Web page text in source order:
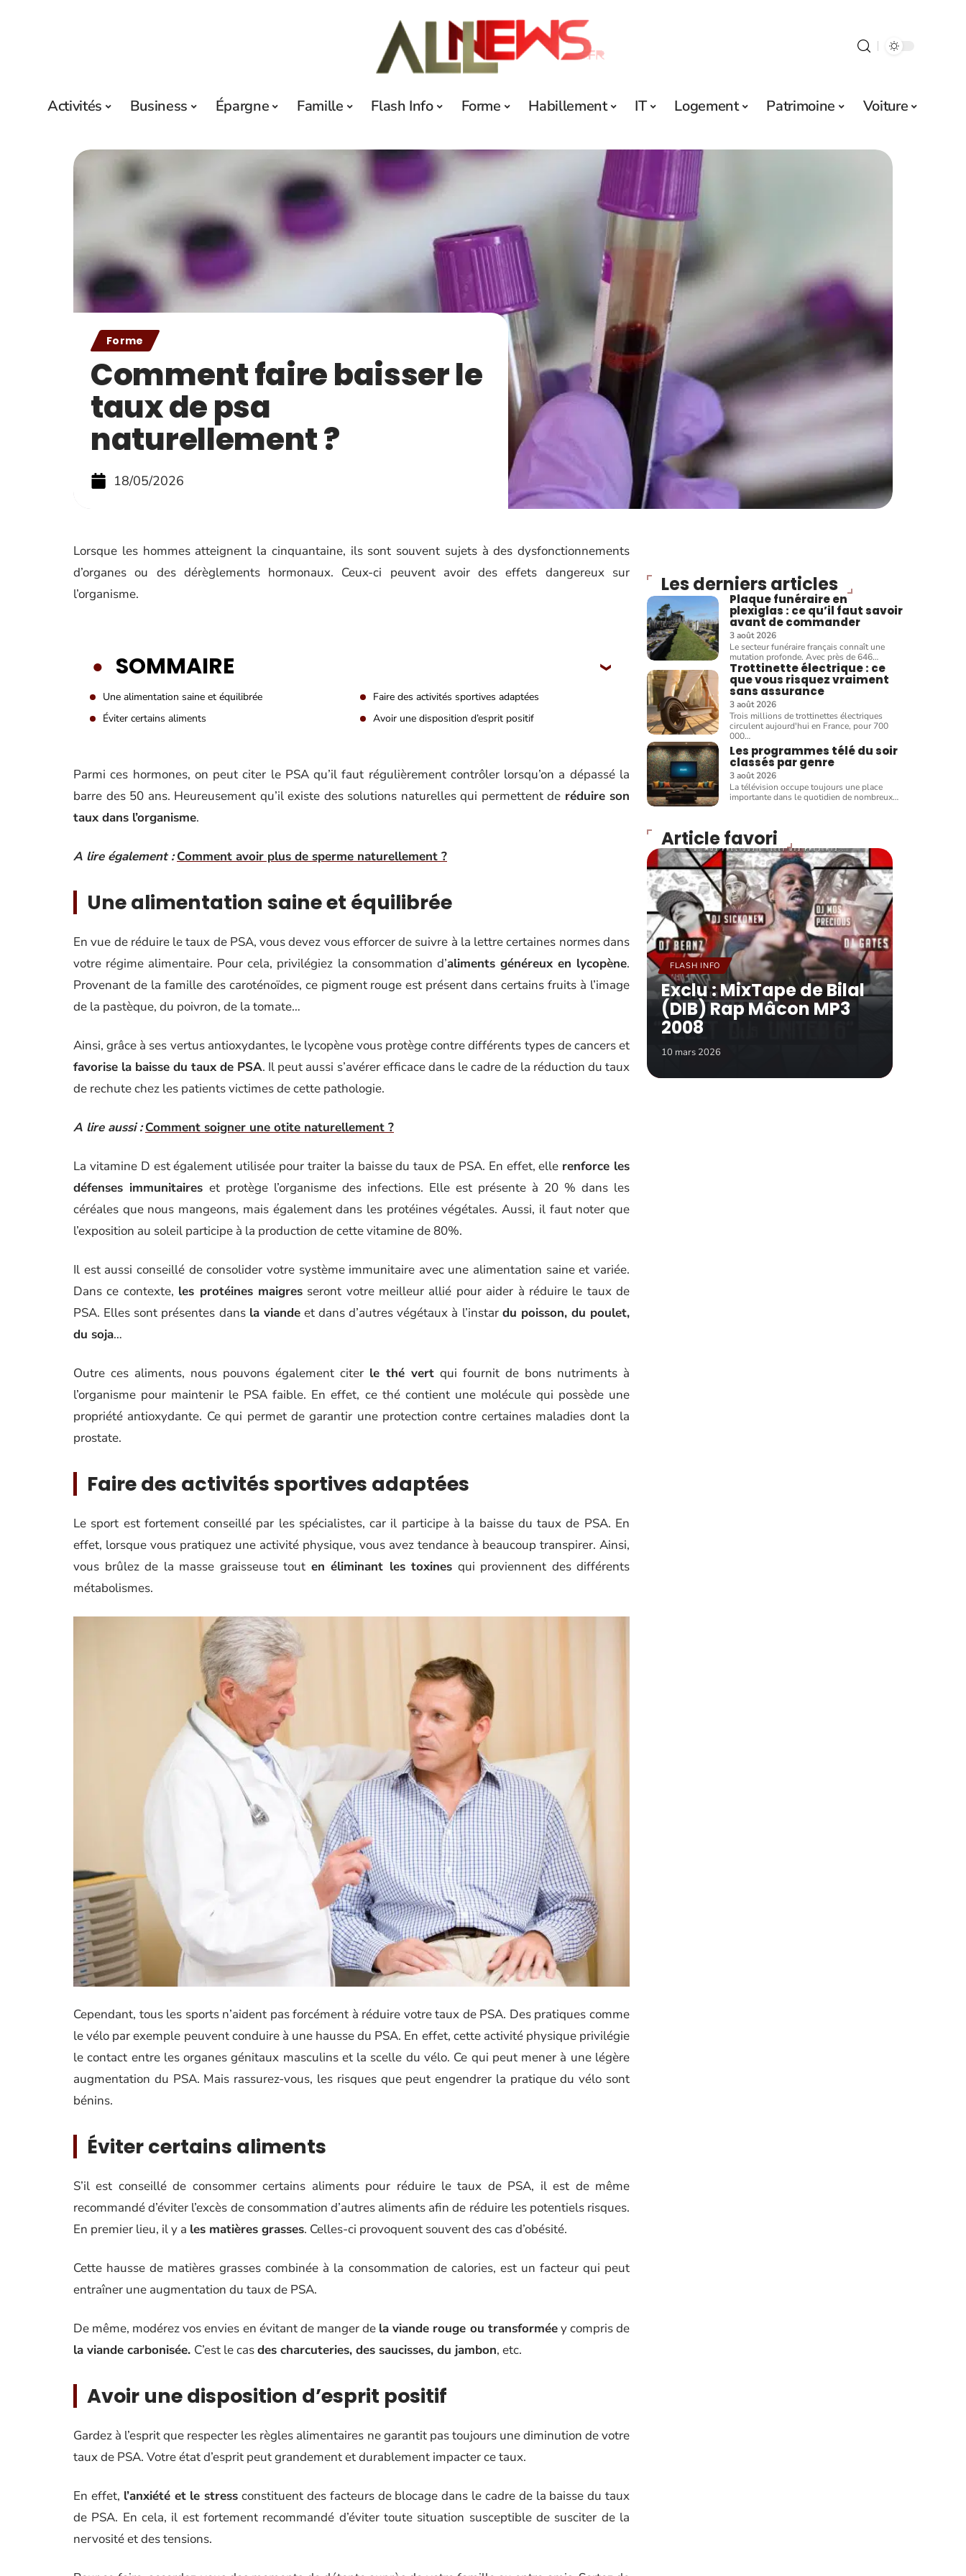
Activités Business Épargne Famille Flash Info Forme Habillement IT Logement Patrimoine Voiture
Forme
Comment faire baisser le
taux de psa
naturellement ?
18/05/2026
Lorsque les hommes atteignent la cinquantaine, ils sont souvent sujets à des dysfonctionnements
d’organes ou des dérèglements hormonaux. Ceux-ci peuvent avoir des effets dangereux sur
l’organisme.
SOMMAIRE
Une alimentation saine et équilibrée
Faire des activités sportives adaptées
Éviter certains aliments
Avoir une disposition d’esprit positif
Parmi ces hormones, on peut citer le PSA qu’il faut régulièrement contrôler lorsqu’on a dépassé la
barre des 50 ans. Heureusement qu’il existe des solutions naturelles qui permettent de réduire son
taux dans l’organisme.
A lire également : Comment avoir plus de sperme naturellement ?
Une alimentation saine et équilibrée
En vue de réduire le taux de PSA, vous devez vous efforcer de suivre à la lettre certaines normes dans
votre régime alimentaire. Pour cela, privilégiez la consommation d’aliments généreux en lycopène.
Provenant de la famille des caroténoïdes, ce pigment rouge est présent dans certains fruits à l’image
de la pastèque, du poivron, de la tomate…
Ainsi, grâce à ses vertus antioxydantes, le lycopène vous protège contre différents types de cancers et
favorise la baisse du taux de PSA. Il peut aussi s’avérer efficace dans le cadre de la réduction du taux
de rechute chez les patients victimes de cette pathologie.
A lire aussi : Comment soigner une otite naturellement ?
La vitamine D est également utilisée pour traiter la baisse du taux de PSA. En effet, elle renforce les
défenses immunitaires et protège l’organisme des infections. Elle est présente à 20 % dans les
céréales que nous mangeons, mais également dans les protéines végétales. Aussi, il faut noter que
l’exposition au soleil participe à la production de cette vitamine de 80%.
Il est aussi conseillé de consolider votre système immunitaire avec une alimentation saine et variée.
Dans ce contexte, les protéines maigresseront votre meilleur allié pour aider à réduire le taux de
PSA. Elles sont présentes dans la viandeet dans d’autres végétaux à l’instar du poisson, du poulet,
du soja…
Outre ces aliments, nous pouvons également citer le thé vert qui fournit de bons nutriments à
l’organisme pour maintenir le PSA faible. En effet, ce thé contient une molécule qui possède une
propriété antioxydante. Ce qui permet de garantir une protection contre certaines maladies dont la
prostate.
Faire des activités sportives adaptées
Le sport est fortement conseillé par les spécialistes, car il participe à la baisse du taux de PSA. En
effet, lorsque vous pratiquez une activité physique, vous avez tendance à beaucoup transpirer. Ainsi,
vous brûlez de la masse graisseuse tout en éliminant les toxines qui proviennent des différents
métabolismes.
Cependant, tous les sports n’aident pas forcément à réduire votre taux de PSA. Des pratiques comme
le vélo par exemple peuvent conduire à une hausse du PSA. En effet, cette activité physique privilégie
le contact entre les organes génitaux masculins et la scelle du vélo. Ce qui peut mener à une légère
augmentation du PSA. Mais rassurez-vous, les risques que peut engendrer la pratique du vélo sont
bénins.
Éviter certains aliments
S’il est conseillé de consommer certains aliments pour réduire le taux de PSA, il est de même
recommandé d’éviter l’excès de consommation d’autres aliments afin de réduire les potentiels risques.
En premier lieu, il y a les matières grasses. Celles-ci provoquent souvent des cas d’obésité.
Cette hausse de matières grasses combinée à la consommation de calories, est un facteur qui peut
entraîner une augmentation du taux de PSA.
De même, modérez vos envies en évitant de manger de la viande rouge ou transforméey compris de
la viande carbonisée. C’est le casdes charcuteries, des saucisses, du jambon, etc.
Avoir une disposition d’esprit positif
Gardez à l’esprit que respecter les règles alimentaires ne garantit pas toujours une diminution de votre
taux de PSA. Votre état d’esprit peut grandement et durablement impacter ce taux.
En effet, l’anxiété et le stress constituent des facteurs de blocage dans le cadre de la baisse du taux
de PSA. En cela, il est fortement recommandé d’éviter toute situation susceptible de susciter de la
nervosité et des tensions.
Les derniers articles
Plaque funéraire en
plexiglas : ce qu’il faut savoir
avant de commander
3 août 2026
Le secteur funéraire français connaît une
mutation profonde. Avec près de 646…
Trottinette électrique : ce
que vous risquez vraiment
sans assurance
3 août 2026
Trois millions de trottinettes électriques
circulent aujourd'hui en France, pour 700
000…
Les programmes télé du soir
classés par genre
3 août 2026
La télévision occupe toujours une place
importante dans le quotidien de nombreux…
Article favori
FLASH INFO
Exclu : MixTape de Bilal
(DIB) Rap Mâcon MP3
2008
10 mars 2026